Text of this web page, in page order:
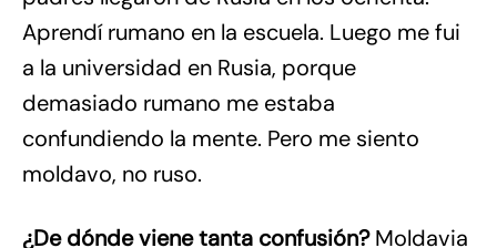
Aprendí rumano en la escuela. Luego me fui
a la universidad en Rusia, porque
demasiado rumano me estaba
confundiendo la mente. Pero me siento
moldavo, no ruso.
¿De dónde viene tanta confusión?Moldavia